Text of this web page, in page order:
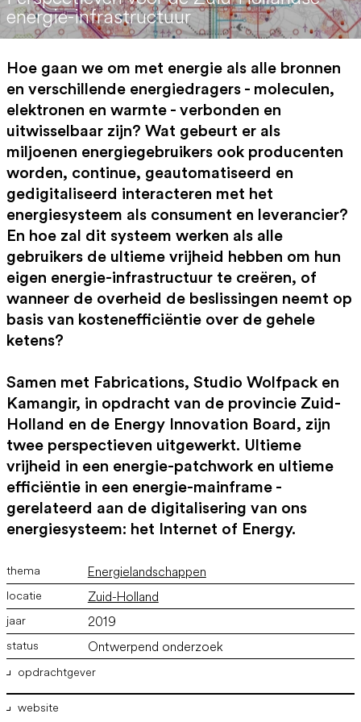
energie-infrastructuur
Hoe gaan we om met energie als alle bronnen
en verschillende energiedragers - moleculen,
elektronen en warmte - verbonden en
uitwisselbaar zijn? Wat gebeurt er als
miljoenen energiegebruikers ook producenten
worden, continue, geautomatiseerd en
gedigitaliseerd interacteren met het
energiesysteem als consument en leverancier?
En hoe zal dit systeem werken als alle
gebruikers de ultieme vrijheid hebben om hun
eigen energie-infrastructuur te creëren, of
wanneer de overheid de beslissingen neemt op
basis van kostenefficiëntie over de gehele
ketens?
Samen met Fabrications, Studio Wolfpack en
Kamangir, in opdracht van de provincie Zuid-
Holland en de Energy Innovation Board, zijn
twee perspectieven uitgewerkt. Ultieme
vrijheid in een energie-patchwork en ultieme
efficiëntie in een energie-mainframe -
gerelateerd aan de digitalisering van ons
energiesysteem: het Internet of Energy.
Energielandschappen
Zuid-Holland
2019
Ontwerpend onderzoek
opdrachtgever
Provincie Zuid-Holland, EnergyInnovation Board Zuid-Holland
website